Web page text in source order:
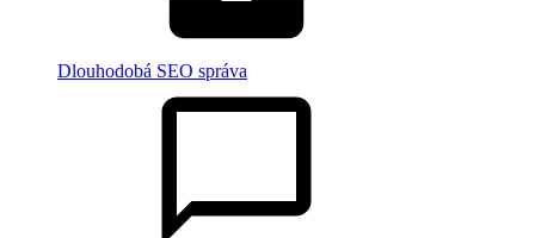
Dlouhodobá SEO správa